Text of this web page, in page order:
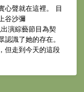
心聲就在這裡。 目
谷沙彌
演綜藝節目為契
識了她的存在。
但走到今天的這段